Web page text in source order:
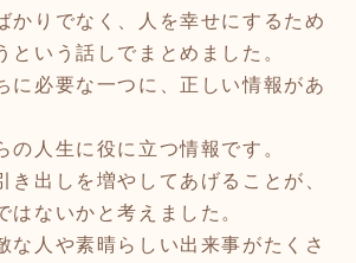
かりでなく、人を幸せにするため
という話しでまとめました。
必要な一つに、正しい情報があ
の人生に役に立つ情報です。
き出しを増やしてあげることが、
はないかと考えました。
な人や素晴らしい出来事がたくさ